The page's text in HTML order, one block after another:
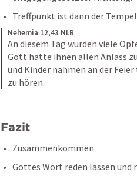
Treffpunkt ist dann der
Nehemia 12,43 NLB
An diesem Tag wurden viele
Gott hatte ihnen allen Anlass
und Kinder nahmen an der
zu hören.
Fazit
Zusammenkommen
Gottes Wort reden lassen und